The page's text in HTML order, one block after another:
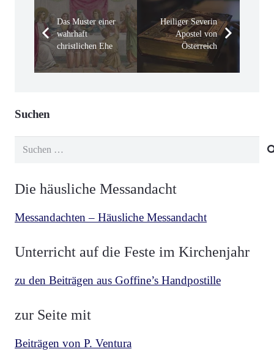
Das Muster einer
wahrhaft
christlichen Ehe
Heiliger Severin
Apostel von
Österreich
Suchen
Suchen
Die häusliche Messandacht
Messandachten – Häusliche Messandacht
Unterricht auf die Feste im Kirchenjahr
zu den Beiträgen aus Goffine’s Handpostille
zur Seite mit
Beiträgen von P. Ventura